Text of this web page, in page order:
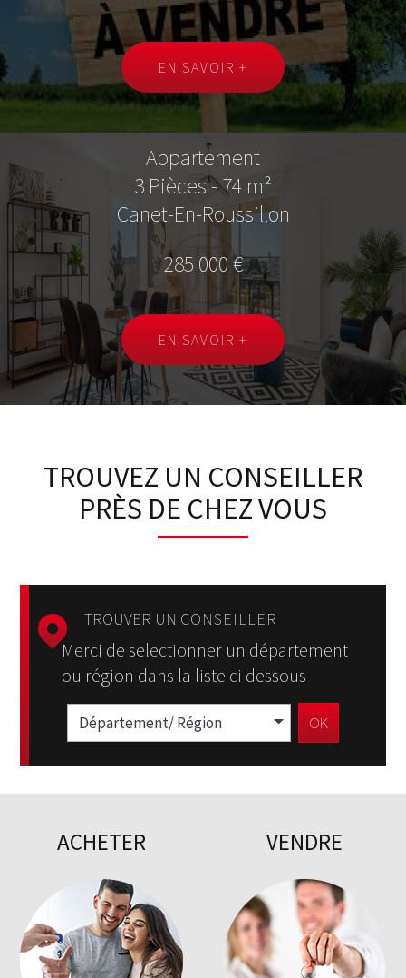
EN SAVOIR +
Appartement
3 Pièces - 74 m²
Canet-En-Roussillon
285 000 €
EN SAVOIR +
TROUVEZ UN CONSEILLER
PRÈS DE CHEZ VOUS
TROUVER UN CONSEILLER
Merci de selectionner un département
ou région dans la liste ci dessous
Département/ Région OK
ACHETER VENDRE